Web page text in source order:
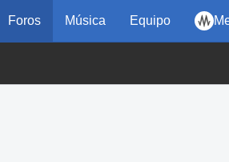
Foros Música Equipo